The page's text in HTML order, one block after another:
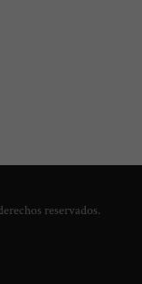
reservados.